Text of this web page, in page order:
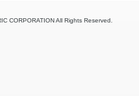
CORPORATION All Rights Reserved.